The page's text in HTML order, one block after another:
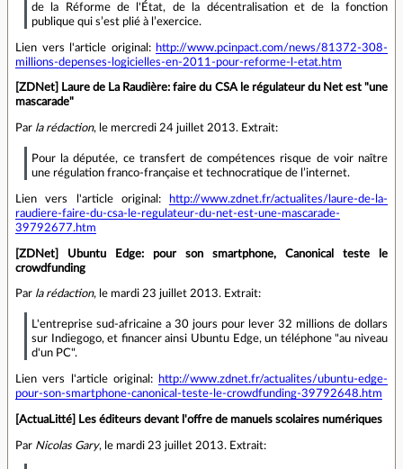
de la Réforme de l'État, de la décentralisation et de la fonction
publique qui s’est plié à l’exercice.
Lien vers l'article original: http://www.pcinpact.com/news/81372-308-
millions-depenses-logicielles-en-2011-pour-reforme-l-etat.htm
[ZDNet] Laure de La Raudière: faire du CSA le régulateur du Net est "une
mascarade"
Par la rédaction, le mercredi 24 juillet 2013. Extrait:
Pour la députée, ce transfert de compétences risque de voir naître
une régulation franco-française et technocratique de l’internet.
Lien vers l'article original:
http://www.zdnet.fr/actualites/laure-de-la-
raudiere-faire-du-csa-le-regulateur-du-net-est-une-mascarade-
39792677.htm
[ZDNet] Ubuntu Edge: pour son smartphone, Canonical teste le
crowdfunding
Par la rédaction, le mardi 23 juillet 2013. Extrait:
L'entreprise sud-africaine a 30 jours pour lever 32 millions de dollars
sur Indiegogo, et financer ainsi Ubuntu Edge, un téléphone "au niveau
d'un PC".
Lien vers l'article original:
http://www.zdnet.fr/actualites/ubuntu-edge-
pour-son-smartphone-canonical-teste-le-crowdfunding-39792648.htm
[ActuaLitté] Les éditeurs devant l'offre de manuels scolaires numériques
Par Nicolas Gary, le mardi 23 juillet 2013. Extrait: